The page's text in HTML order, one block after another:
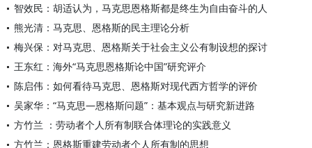
智效民：胡适认为，马克思恩格斯都是终生为自由奋斗的人
熊光清：马克思、恩格斯的民主理论分析
梅兴保：对马克思、恩格斯关于社会主义公有制设想的探讨
王东红：海外“马克思恩格斯论中国”研究评介
陈启伟：如何看待马克思、恩格斯对现代西方哲学的评价
吴家华：“马克思—恩格斯问题”：基本观点与研究新进路
方竹兰 ：劳动者个人所有制联合体理论的实践意义
方竹兰：恩格斯重建劳动者个人所有制的思想